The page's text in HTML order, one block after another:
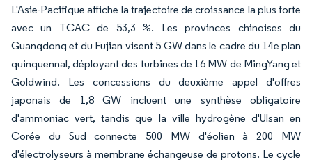
L'Asie-Pacifique affiche la trajectoire de croissance la plus forte
avec un TCAC de 53,3 %. Les provinces chinoises du
Guangdong et du Fujian visent 5 GW dans le cadre du 14e plan
quinquennal, déployant des turbines de 16 MW de MingYang et
Goldwind. Les concessions du deuxième appel d'offres
japonais de 1,8 GW incluent une synthèse obligatoire
d'ammoniac vert, tandis que la ville hydrogène d'Ulsan en
Corée du Sud connecte 500 MW d'éolien à 200 MW
d'électrolyseurs à membrane échangeuse de protons. Le cycle